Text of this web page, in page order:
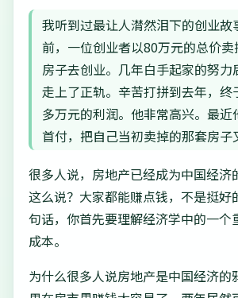
我听到过最让人潸然泪下的创业故
前，一位创业者以80万元的总价
房子去创业。几年白手起家的努力
走上了正轨。辛苦打拼到去年，终
多万元的利润。他非常高兴。最近
首付，把自己当初卖掉的那套房子
很多人说，房地产已经成为中国经济
这么说？大家都能赚点钱，不是挺好
句话，你首先要理解经济学中的一个
成本。
为什么很多人说房地产是中国经济的